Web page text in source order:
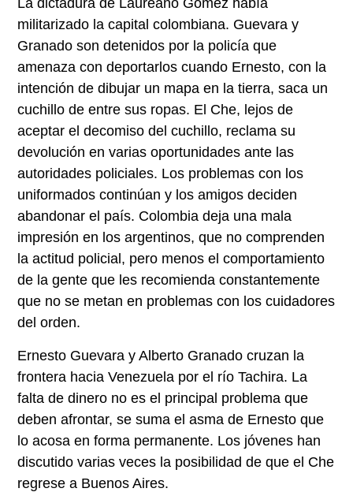
La dictadura de Laureano Gómez había
militarizado la capital colombiana. Guevara y
Granado son detenidos por la policía que
amenaza con deportarlos cuando Ernesto, con la
intención de dibujar un mapa en la tierra, saca un
cuchillo de entre sus ropas. El Che, lejos de
aceptar el decomiso del cuchillo, reclama su
devolución en varias oportunidades ante las
autoridades policiales. Los problemas con los
uniformados continúan y los amigos deciden
abandonar el país. Colombia deja una mala
impresión en los argentinos, que no comprenden
la actitud policial, pero menos el comportamiento
de la gente que les recomienda constantemente
que no se metan en problemas con los cuidadores
del orden.
Ernesto Guevara y Alberto Granado cruzan la
frontera hacia Venezuela por el río Tachira. La
falta de dinero no es el principal problema que
deben afrontar, se suma el asma de Ernesto que
lo acosa en forma permanente. Los jóvenes han
discutido varias veces la posibilidad de que el Che
regrese a Buenos Aires.